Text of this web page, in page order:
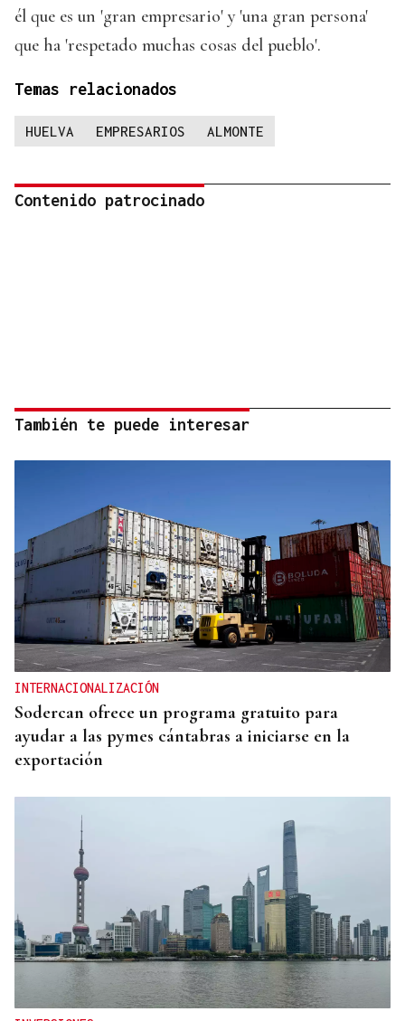
él que es un 'gran empresario' y 'una gran persona'
que ha 'respetado muchas cosas del pueblo'.
Temas relacionados
HUELVA EMPRESARIOS ALMONTE
Contenido patrocinado
También te puede interesar
INTERNACIONALIZACIÓN
Sodercan ofrece un programa gratuito para
ayudar a las pymes cántabras a iniciarse en la
exportación